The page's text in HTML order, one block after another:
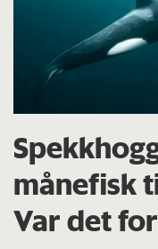
månefisk
Var det